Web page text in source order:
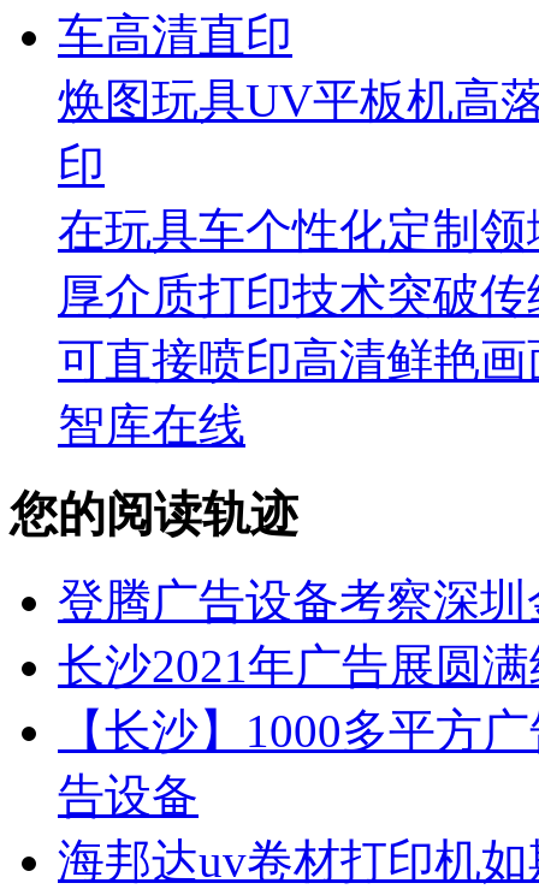
焕图玩具UV平板机高
印
在玩具车个性化定制
厚介质打印技术突破
可直接喷印高清鲜艳画
智库在线
您的阅读轨迹
登腾广告设备考察深
长沙2021年广告展圆
【长沙】1000多平方
告设备
海邦达uv卷材打印机